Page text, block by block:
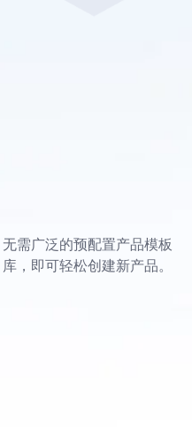
无需广泛的预配置产品模板
库，即可轻松创建新产品。